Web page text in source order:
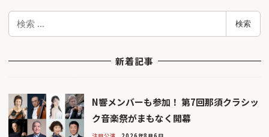
検
検索
新着記事
N響メンバーも参加！ 第7回那須クラシッ
ク音楽祭がまもなく開幕